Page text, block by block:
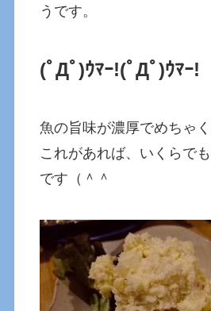
うです。
(ﾟДﾟ)ｳﾏｰ!(ﾟДﾟ)ｳﾏｰ!
魚の旨味が濃厚でめちゃ
これがあれば、いくらで
です（＾＾